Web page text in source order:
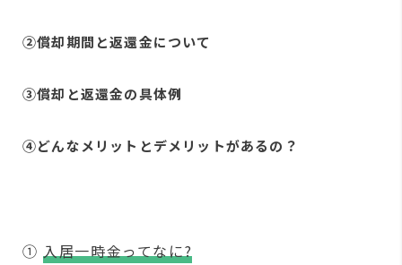
②償却期間と返還金について
③償却と返還金の具体例
④どんなメリットとデメリットがあるの？
①入居一時金ってなに?